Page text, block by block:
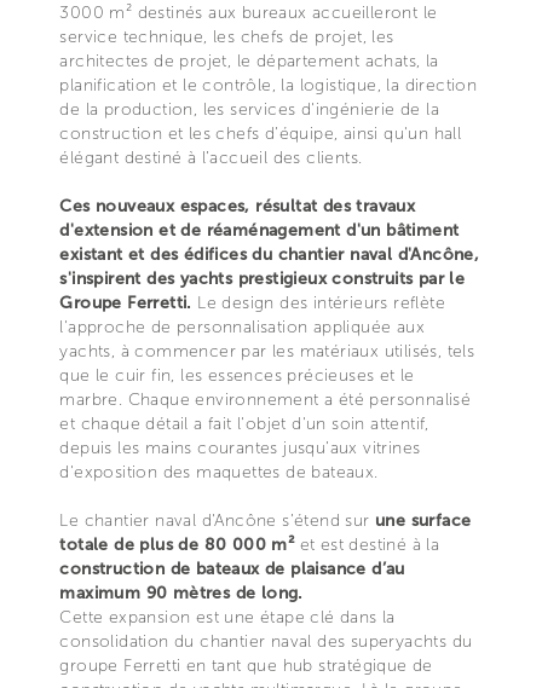
3000 m² destinés aux bureaux accueilleront le
service technique, les chefs de projet, les
architectes de projet, le département achats, la
planification et le contrôle, la logistique, la direction
de la production, les services d'ingénierie de la
construction et les chefs d’équipe, ainsi qu'un hall
élégant destiné à l’accueil des clients.
Ces nouveaux espaces, résultat des travaux
d'extension et de réaménagement d'un bâtiment
existant et des édifices du chantier naval d'Ancône,
s'inspirent des yachts prestigieux construits par le
Groupe Ferretti. Le design des intérieurs reflète
l'approche de personnalisation appliquée aux
yachts, à commencer par les matériaux utilisés, tels
que le cuir fin, les essences précieuses et le
marbre. Chaque environnement a été personnalisé
et chaque détail a fait l'objet d'un soin attentif,
depuis les mains courantes jusqu’aux vitrines
d'exposition des maquettes de bateaux.
Le chantier naval d'Ancône s’étend sur une surface
totale de plus de 80 000 m² et est destiné à la
construction de bateaux de plaisance d’au
maximum 90 mètres de long.
Cette expansion est une étape clé dans la
consolidation du chantier naval des superyachts du
groupe Ferretti en tant que hub stratégique de